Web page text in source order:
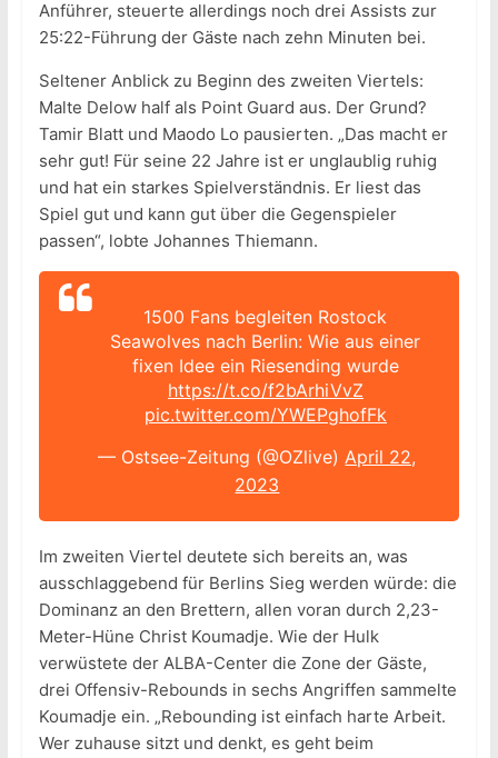
Anführer, steuerte allerdings noch drei Assists zur
25:22-Führung der Gäste nach zehn Minuten bei.
Seltener Anblick zu Beginn des zweiten Viertels:
Malte Delow half als Point Guard aus. Der Grund?
Tamir Blatt und Maodo Lo pausierten. „Das macht er
sehr gut! Für seine 22 Jahre ist er unglaublig ruhig
und hat ein starkes Spielverständnis. Er liest das
Spiel gut und kann gut über die Gegenspieler
passen“, lobte Johannes Thiemann.
1500 Fans begleiten Rostock
Seawolves nach Berlin: Wie aus einer
fixen Idee ein Riesending wurde
https://t.co/f2bArhiVvZ
pic.twitter.com/YWEPghofFk
— Ostsee-Zeitung (@OZlive)April 22,
2023
Im zweiten Viertel deutete sich bereits an, was
ausschlaggebend für Berlins Sieg werden würde: die
Dominanz an den Brettern, allen voran durch 2,23-
Meter-Hüne Christ Koumadje. Wie der Hulk
verwüstete der ALBA-Center die Zone der Gäste,
drei Offensiv-Rebounds in sechs Angriffen sammelte
Koumadje ein. „Rebounding ist einfach harte Arbeit.
Wer zuhause sitzt und denkt, es geht beim